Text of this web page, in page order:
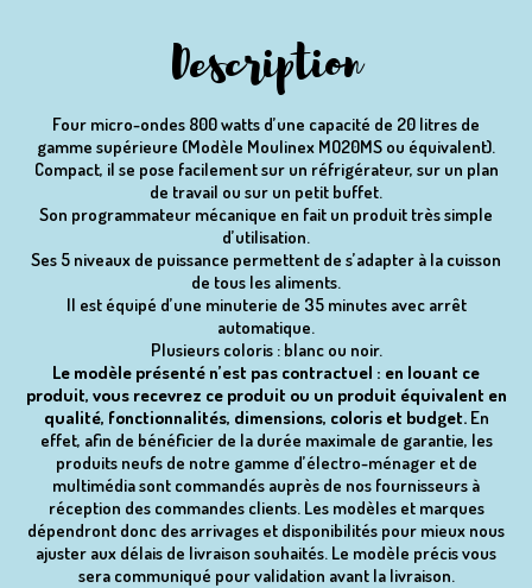
Description
Four micro-ondes 800 watts d’une capacité de 20 litres de
gamme supérieure (Modèle Moulinex MO20MS ou équivalent).
Compact, il se pose facilement sur un réfrigérateur, sur un plan
de travail ou sur un petit buffet.
Son programmateur mécanique en fait un produit très simple
d’utilisation.
Ses 5 niveaux de puissance permettent de s’adapter à la cuisson
de tous les aliments.
Il est équipé d’une minuterie de 35 minutes avec arrêt
automatique.
Plusieurs coloris : blanc ou noir.
Le modèle présenté n’est pas contractuel : en louant ce
produit, vous recevrez ce produit ou un produit équivalent en
qualité, fonctionnalités, dimensions, coloris et budget.En
effet, afin de bénéficier de la durée maximale de garantie, les
produits neufs de notre gamme d’électro-ménager et de
multimédia sont commandés auprès de nos fournisseurs à
réception des commandes clients. Les modèles et marques
dépendront donc des arrivages et disponibilités pour mieux nous
ajuster aux délais de livraison souhaités. Le modèle précis vous
sera communiqué pour validation avant la livraison.